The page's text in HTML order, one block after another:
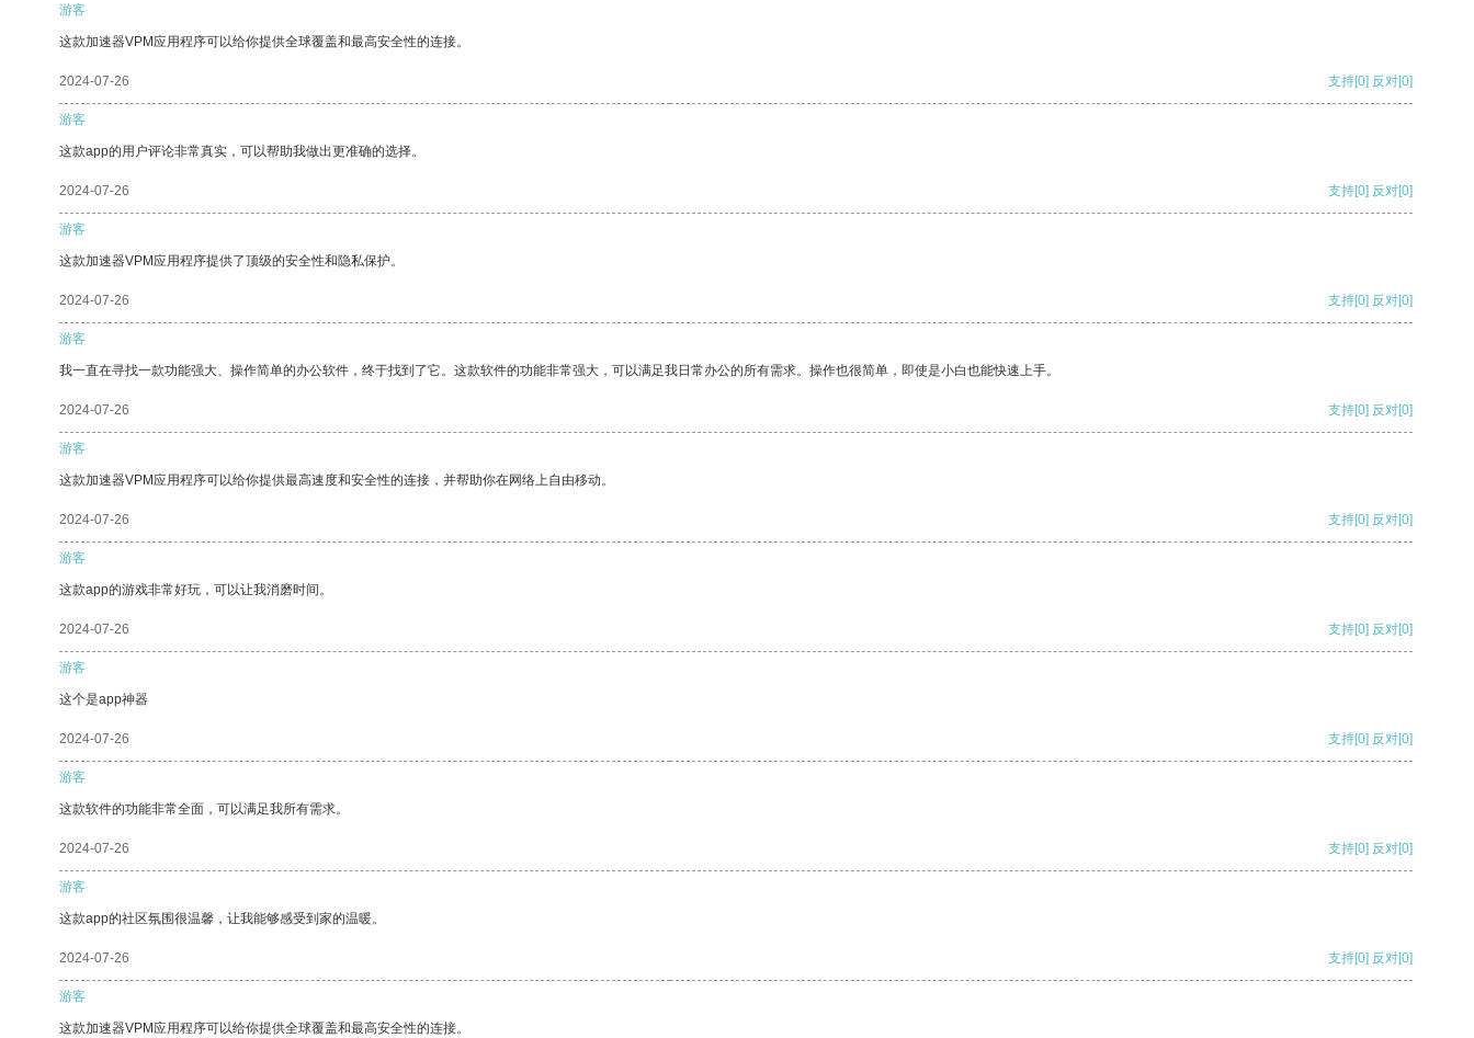
游客
这款加速器VPM应用程序可以给你提供全球覆盖和最高安全性的连接。
2024-07-26 支持[0] 反对[0]
游客
这款app的用户评论非常真实，可以帮助我做出更准确的选择。
2024-07-26 支持[0] 反对[0]
游客
这款加速器VPM应用程序提供了顶级的安全性和隐私保护。
2024-07-26 支持[0] 反对[0]
游客
我一直在寻找一款功能强大、操作简单的办公软件，终于找到了它。这款软件的功能非常强大，可以满足我日常办公的所有需求。操作也很简单，即使是小白也能快速上手。
2024-07-26 支持[0] 反对[0]
游客
这款加速器VPM应用程序可以给你提供最高速度和安全性的连接，并帮助你在网络上自由移动。
2024-07-26 支持[0] 反对[0]
游客
这款app的游戏非常好玩，可以让我消磨时间。
2024-07-26 支持[0] 反对[0]
游客
这个是app神器
2024-07-26 支持[0] 反对[0]
游客
这款软件的功能非常全面，可以满足我所有需求。
2024-07-26 支持[0] 反对[0]
游客
这款app的社区氛围很温馨，让我能够感受到家的温暖。
2024-07-26 支持[0] 反对[0]
游客
这款加速器VPM应用程序可以给你提供全球覆盖和最高安全性的连接。